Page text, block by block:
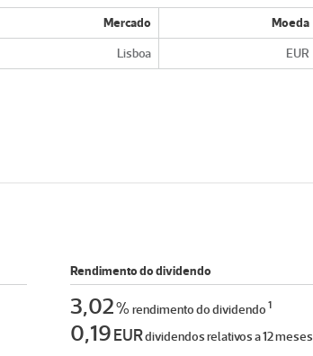
Mercado Moeda
Lisboa EUR
Rendimento do dividendo
3,02%rendimento do dividendo 1
0,19EURdividendos relativos a 12 meses